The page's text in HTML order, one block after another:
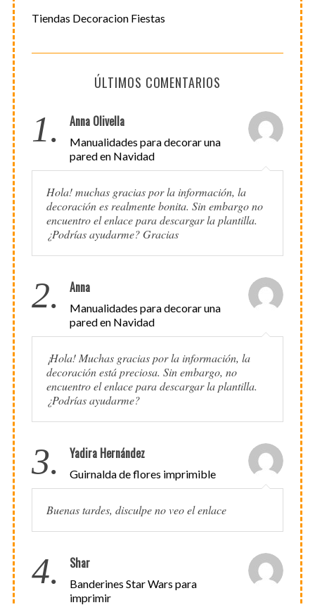
Tiendas Decoracion Fiestas
ÚLTIMOS COMENTARIOS
1. Anna Olivella
Manualidades para decorar una
pared en Navidad
Hola! muchas gracias por la información, la
decoración es realmente bonita. Sin embargo no
encuentro el enlace para descargar la plantilla.
¿Podrías ayudarme? Gracias
2. Anna
Manualidades para decorar una
pared en Navidad
¡Hola! Muchas gracias por la información, la
decoración está preciosa. Sin embargo, no
encuentro el enlace para descargar la plantilla.
¿Podrías ayudarme?
3. Yadira Hernández
Guirnalda de flores imprimible
Buenas tardes, disculpe no veo el enlace
4. Shar
Banderines Star Wars para
imprimir